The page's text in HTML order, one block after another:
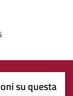
su questa